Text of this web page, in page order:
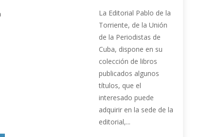
La Editorial Pablo de la
Torriente, de la Unión
de la Periodistas de
Cuba, dispone en su
colección de libros
publicados algunos
títulos, que el
interesado puede
adquirir en la sede de la
editorial,...